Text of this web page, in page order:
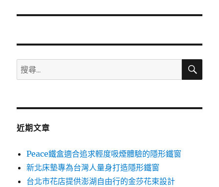
文
搜
尋
鍵
搜
近期文章
Peace鐵盒適合追求輕度吸煙體驗的隱形鐵窗
新北床墊專為台灣人量身打造隱形鐵窗
台北市花店提供澎湖自由行的金莎花束設計